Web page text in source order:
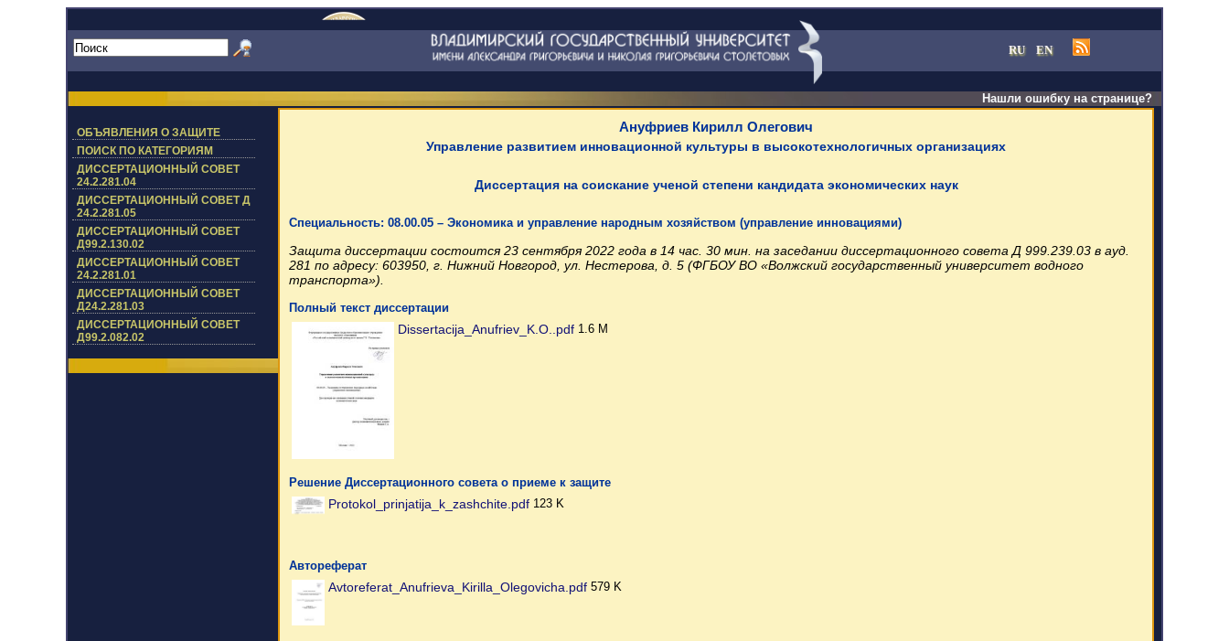
RU EN
Нашли ошибку на странице?
ОБЪЯВЛЕНИЯ О ЗАЩИТЕ
ПОИСК ПО КАТЕГОРИЯМ
ДИССЕРТАЦИОННЫЙ СОВЕТ
24.2.281.04
ДИССЕРТАЦИОННЫЙ СОВЕТ Д
24.2.281.05
ДИССЕРТАЦИОННЫЙ СОВЕТ
Д99.2.130.02
ДИССЕРТАЦИОННЫЙ СОВЕТ
24.2.281.01
ДИССЕРТАЦИОННЫЙ СОВЕТ
Д24.2.281.03
ДИССЕРТАЦИОННЫЙ СОВЕТ
Д99.2.082.02
Ануфриев Кирилл Олегович
Управление развитием инновационной культуры в высокотехнологичных организациях
Диссертация на соискание ученой степени кандидата экономических наук
Специальность: 08.00.05 – Экономика и управление народным хозяйством (управление инновациями)
Защита диссертации состоится 23 сентября 2022 года в 14 час. 30 мин. на заседании диссертационного совета Д 999.239.03 в ауд.
281 по адресу: 603950, г. Нижний Новгород, ул. Нестерова, д. 5 (ФГБОУ ВО «Волжский государственный университет водного
транспорта»).
Полный текст диссертации
Dissertacija_Anufriev_K.O..pdf 1.6 M
Решение Диссертационного совета о приеме к защите
Protokol_prinjatija_k_zashchite.pdf 123 K
Автореферат
Avtoreferat_Anufrieva_Kirilla_Olegovicha.pdf 579 K